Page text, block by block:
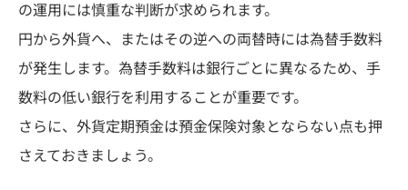
の運用には慎重な判断が求められます。
円から外貨へ、またはその逆への両替時には為替手数料
が発生します。為替手数料は銀行ごとに異なるため、手
数料の低い銀行を利用することが重要です。
さらに、外貨定期預金は預金保険対象とならない点も押
さえておきましょう。